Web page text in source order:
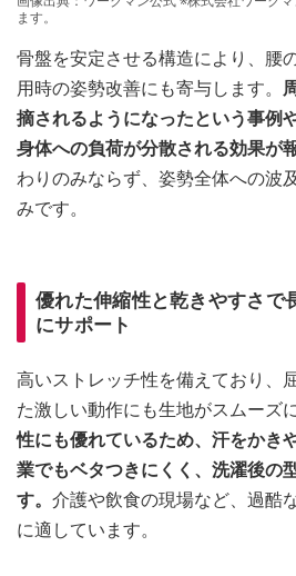
ます。
骨盤を安定させる構造により、腰
用時の姿勢改善にも寄与します。
摘されるようになったという事例
身体への負荷が分散される効果が
わりのみならず、姿勢全体への波
みです。
優れた伸縮性と乾きやすさで
にサポート
高いストレッチ性を備えており、
た激しい動作にも生地がスムーズ
性にも優れているため、汗をかき
業でもベタつきにくく、洗濯後の
す。 介護や飲食の現場など、過酷
に適しています。